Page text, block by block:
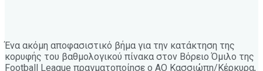
Ένα ακόμη αποφασιστικό βήμα για την κατάκτηση της
κορυφής του βαθμολογικού πίνακα στον Βόρειο Όμιλο της
Football League πραγματοποίησε ο ΑΟ Κασσιώπη/Κέρκυρα,